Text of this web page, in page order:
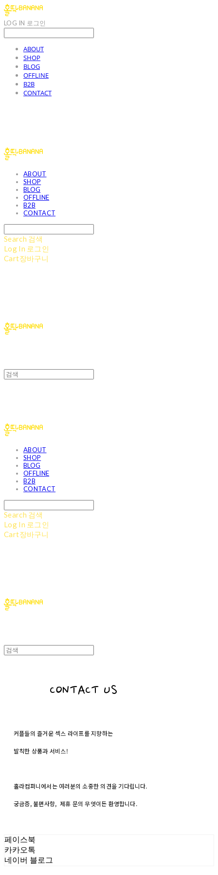
LOG IN 로그인
ABOUT
SHOP
BLOG
OFFLINE
B2B
CONTACT
ABOUT
SHOP
BLOG
OFFLINE
B2B
CONTACT
Search 검색
Log In 로그인
Cart장바구니
ABOUT
SHOP
BLOG
OFFLINE
B2B
CONTACT
Search 검색
Log In 로그인
Cart장바구니
CONTACT US
커플들의 즐거운 섹스 라이프를 지향하는
발칙한 상품과 서비스!
홀라컴퍼니에서는 여러분의 소중한 의견을 기다립니다.
궁금증, 불편사항, 제휴 문의 무엇이든 환영합니다.
페이스북
카카오톡
네이버 블로그